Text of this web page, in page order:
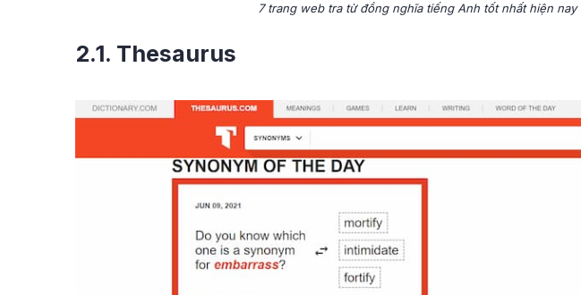
7 trang web tra từ đồng nghĩa tiếng Anh tốt nhất hiện nay
2.1. Thesaurus